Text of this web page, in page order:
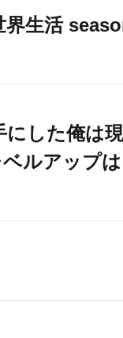
界生活
にした俺は現
ルアップは